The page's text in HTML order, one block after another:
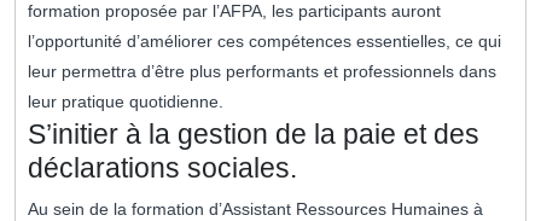
formation proposée par l’AFPA, les participants auront
l’opportunité d’améliorer ces compétences essentielles, ce qui
leur permettra d’être plus performants et professionnels dans
leur pratique quotidienne.
S’initier à la gestion de la paie et des
déclarations sociales.
Au sein de la formation d’Assistant Ressources Humaines à